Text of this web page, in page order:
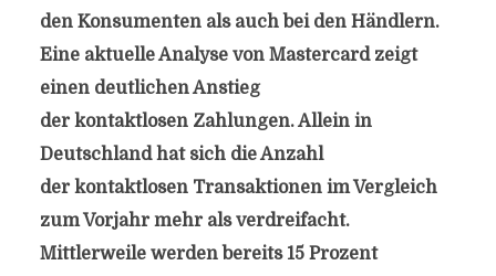
den Konsumenten als auch bei den Händlern.
Eine aktuelle Analyse von Mastercard zeigt
einen deutlichen Anstieg
der kontaktlosen Zahlungen. Allein in
Deutschland hat sich die Anzahl
der kontaktlosen Transaktionen im Vergleich
zum Vorjahr mehr als verdreifacht.
Mittlerweile werden bereits 15 Prozent